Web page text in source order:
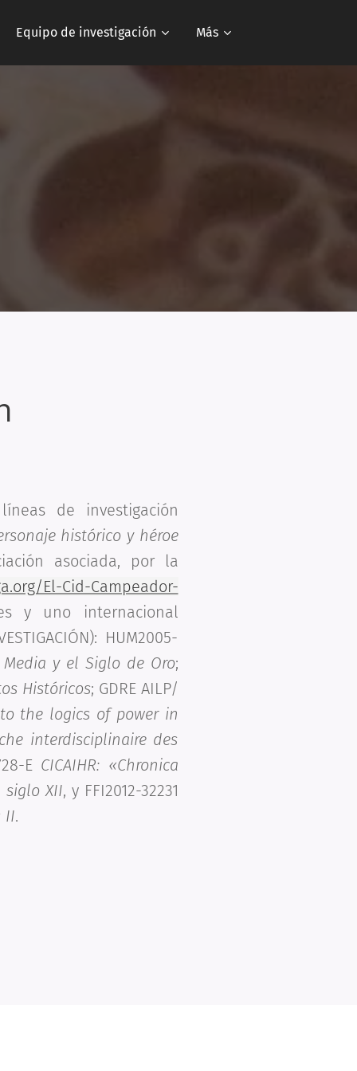
Equipo de investigación Más
de investigación
histórico y héroe
asociada, por la
El-Cid-Campeador-
y uno internacional
HUM2005-
Media y el Siglo de Oro;
Históricos; GDRE AILP/
the logics of power in
interdisciplinaire des
E CICAIHR: «Chronica
siglo XII, y FFI2012-32231
II.